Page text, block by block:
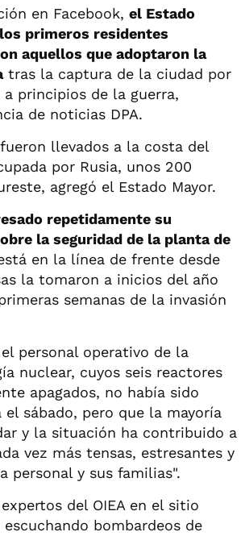
en Facebook, el Estado
primeros residentes
aquellos que adoptaron la
tras la captura de la ciudad por
a principios de la guerra,
de noticias DPA.
llevados a la costa del
por Rusia, unos 200
agregó el Estado Mayor.
repetidamente su
la seguridad de la planta de
en la línea de frente desde
la tomaron a inicios del año
semanas de la invasión
personal operativo de la
nuclear, cuyos seis reactores
apagados, no había sido
el sábado, pero que la mayoría
y la situación ha contribuido a
vez más tensas, estresantes y
personal y sus familias".
del OIEA en el sitio
bombardeos de